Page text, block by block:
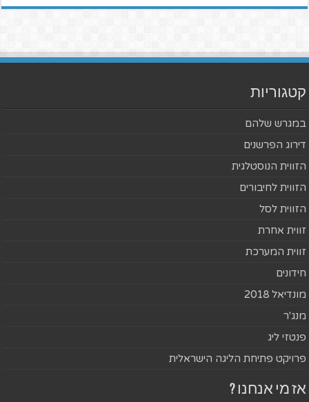
קטגוריות
במגרש שלהם
דירוג הפרשנים
הזווית הנוסטלגית
הזווית לחיבורים
הזווית לסל
זווית אחרת
זווית המערכת
חידונים
מונדיאל 2018
מנג'ר
פנטזי ליג
פרויקט פתיחת הליגה הישראלית
אז מי אנחנו ?